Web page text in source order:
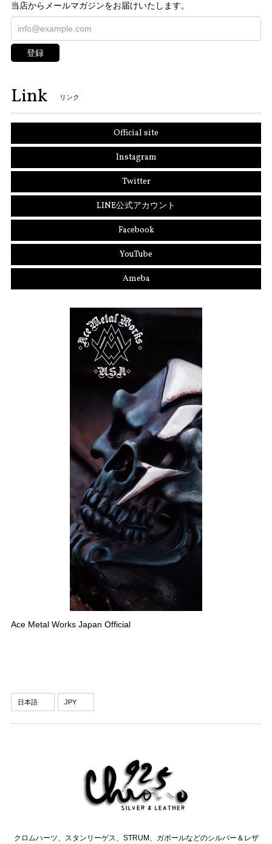
当店からメールマガジンをお届けいたします。
登録
Link リンク
Official site
Instagram
Twitter
LINE公式アカウント
Facebook
YouTube
Ameba
Ace Metal Works Japan Official
クロムハーツ、スタンリーゲス、STRUM、ガボールなどのシルバー＆レザ